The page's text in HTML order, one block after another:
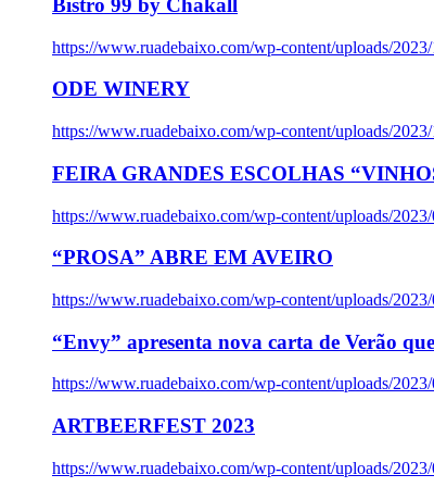
Bistro 99 by Chakall
https://www.ruadebaixo.com/wp-content/uploads/
ODE WINERY
https://www.ruadebaixo.com/wp-content/uploads/
FEIRA GRANDES ESCOLHAS
https://www.ruadebaixo.com/wp-content/uploads/
“PROSA” ABRE EM AVEIRO
https://www.ruadebaixo.com/wp-content/uploads/
“Envy” apresenta nova carta de Verão
https://www.ruadebaixo.com/wp-content/uploads/
ARTBEERFEST 2023
https://www.ruadebaixo.com/wp-content/uploads/